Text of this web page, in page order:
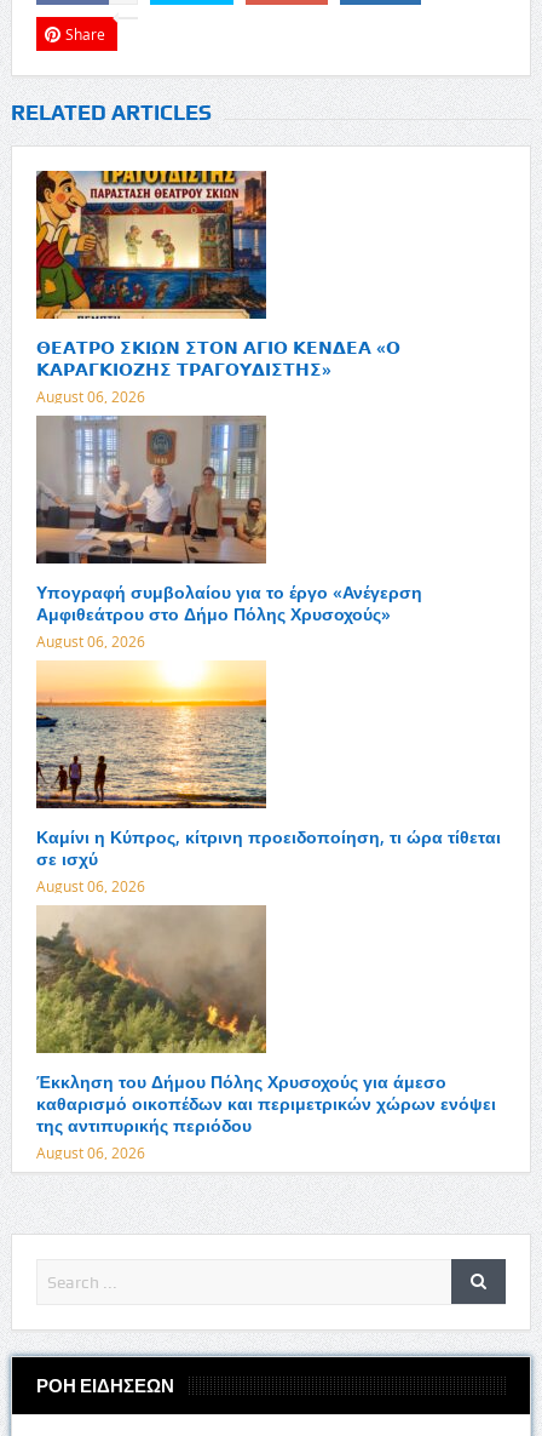
Share
RELATED ARTICLES
𝝝𝝚𝝖𝝩𝝦𝝤 𝝨𝝟𝝞𝝮𝝢 𝝨𝝩𝝤𝝢 𝝖𝝘𝝞𝝤 𝝟𝝚𝝢𝝙𝝚𝝖 «𝝤
𝝟𝝖𝝦𝝖𝝘𝝟𝝞𝝤𝝛𝝜𝝨 𝝩𝝦𝝖𝝘𝝤𝝪𝝙𝝞𝝨𝝩𝝜𝝨»
August 06, 2026
Υπογραφή συμβολαίου για το έργο «Ανέγερση
Αμφιθεάτρου στο Δήμο Πόλης Χρυσοχούς»
August 06, 2026
Καμίνι η Κύπρος, κίτρινη προειδοποίηση, τι ώρα τίθεται
σε ισχύ
August 06, 2026
Έκκληση του Δήμου Πόλης Χρυσοχούς για άμεσο
καθαρισμό οικοπέδων και περιμετρικών χώρων ενόψει
της αντιπυρικής περιόδου
August 06, 2026
ΡΟΗ ΕΙΔΗΣΕΩΝ